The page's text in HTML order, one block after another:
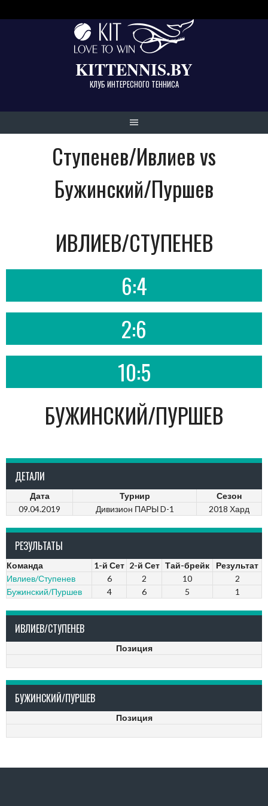
KITTENNIS.BY
КЛУБ ИНТЕРЕСНОГО ТЕННИСА
Ступенев/Ивлиев vs
Бужинский/Пуршев
ИВЛИЕВ/СТУПЕНЕВ
6:4
2:6
10:5
БУЖИНСКИЙ/ПУРШЕВ
ДЕТАЛИ
Дата Турнир
Сезон
09.04.2019
Дивизион ПАРЫ D-1 2018 Хард
РЕЗУЛЬТАТЫ
Команда 1-й Сет 2-й Сет Тай-брейк
Результат
Ивлиев/Ступенев
6 2 10
2
Бужинский/Пуршев
4 6 5 1
ИВЛИЕВ/СТУПЕНЕВ
Позиция
БУЖИНСКИЙ/ПУРШЕВ
Позиция